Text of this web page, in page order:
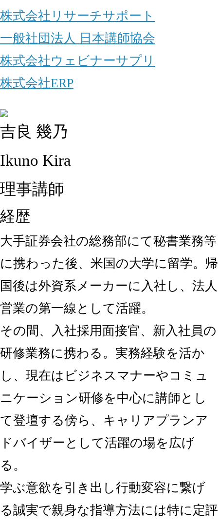
株式会社リサーチサポート
一般社団法人 日本講師協会
株式会社ウェビナーサプリ
株式会社ERP
吉良 幾乃
Ikuno Kira
理事講師
経歴
大手証券会社の総務部にて秘書業務等
に携わった後、米国の大学に留学。帰
国後は外資系メーカーに入社し、法人
営業の第一線として活躍。
その間、入社採用面接官、新入社員の
研修業務に携わる。実務経験を活か
し、現在はビジネスマナーやコミュ
ニケーション研修を中心に講師とし
て登壇する傍ら、キャリアプランア
ドバイザーとして活躍の場を広げ
る。
学ぶ意欲を引き出し行動変容に繋げ
る誠実で親身な指導方法には特に定評